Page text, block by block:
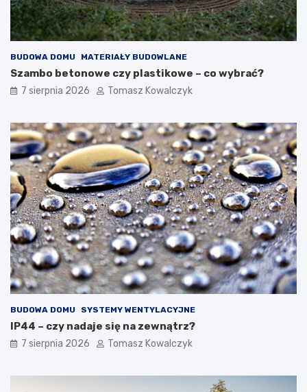
i
z
e
n
ę
t
n
y
c
h
w
i
e
BUDOWA DOMU MATERIAŁY BUDOWLANE
Szambo betonowe czy plastikowe – co wybrać?
7 sierpnia 2026 Tomasz Kowalczyk
BUDOWA DOMU SYSTEMY WENTYLACYJNE
IP44 – czy nadaje się na zewnątrz?
7 sierpnia 2026 Tomasz Kowalczyk